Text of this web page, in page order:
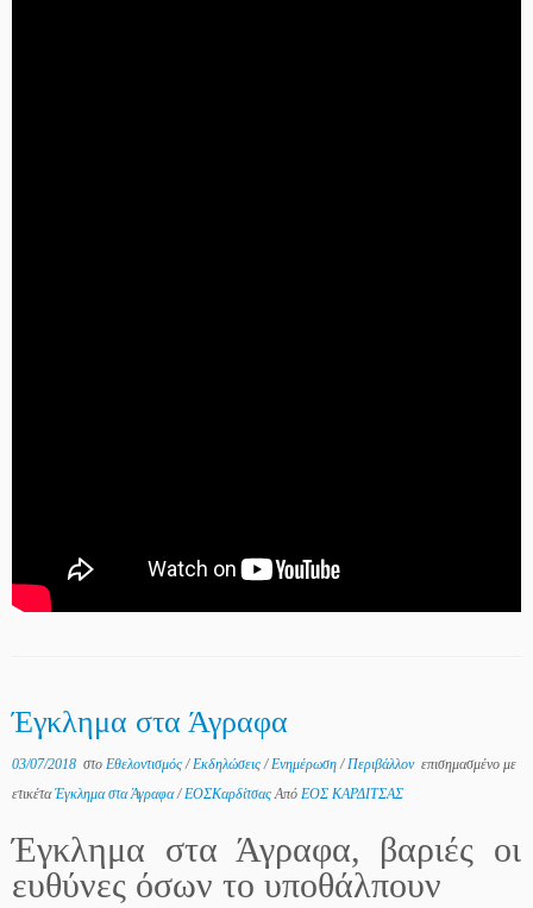
Έγκλημα στα Άγραφα
03/07/2018 στο Εθελοντισμός/Εκδηλώσεις/Ενημέρωση/Περιβάλλον επισημασμένο με
ετικέταΈγκλημα στα Άγραφα/ΕΟΣΚαρδίτσαςΑπό ΕΟΣ ΚΑΡΔΙΤΣΑΣ
Έγκλημα στα Άγραφα, βαριές οι
ευθύνες όσων το υποθάλπουν